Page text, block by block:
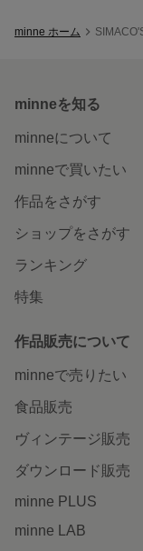
minne ホーム
minneを知る
minneについて
minneで買いたい
作品をさがす
ショップをさがす
ランキング
特集
作品販売について
minneで売りたい
食品販売
ヴィンテージ販売
ダウンロード販売
minne PLUS
minne LAB